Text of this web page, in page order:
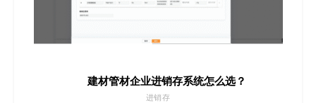
建材管材企业进销存系统怎么选？
进销存